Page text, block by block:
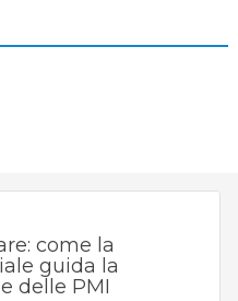
come la
guida la
delle PMI